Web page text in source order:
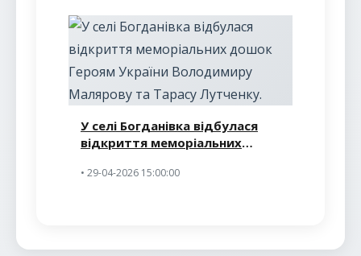
У селі Богданівка відбулася
відкриття меморіальних
Володимиру Малярову та
• 29-04-2026 15:00:00